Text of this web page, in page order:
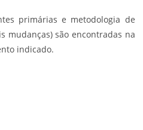
primárias e metodologia de
mudanças) são encontradas na
indicado.